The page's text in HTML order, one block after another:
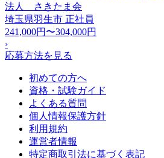
法人 さきたま会
埼玉県羽生市 正社員
241,000円〜304,000円
›
応募方法を見る
初めての方へ
資格・試験ガイド
よくある質問
個人情報保護方針
利用規約
運営者情報
特定商取引法に基づく表記